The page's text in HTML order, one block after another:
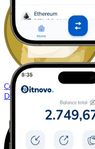
ComprarDogecoincon
DOGE